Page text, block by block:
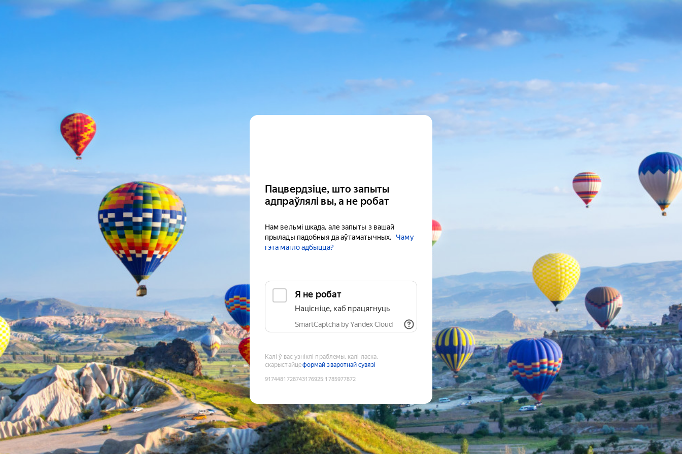
Пацвердзіце, што запыты
адпраўлялі вы, а не робат
Нам вельмі шкада, але запыты з вашай
прылады падобныя да аўтаматычных.
Чаму
гэта магло адбыцца?
Я не робат
Націсніце, каб працягнуць
SmartCaptcha by Yandex Cloud
Калі ў вас узніклі праблемы, калі ласка,
скарыстайцеформай зваротнай сувязі
9174481728743176925:1785977872